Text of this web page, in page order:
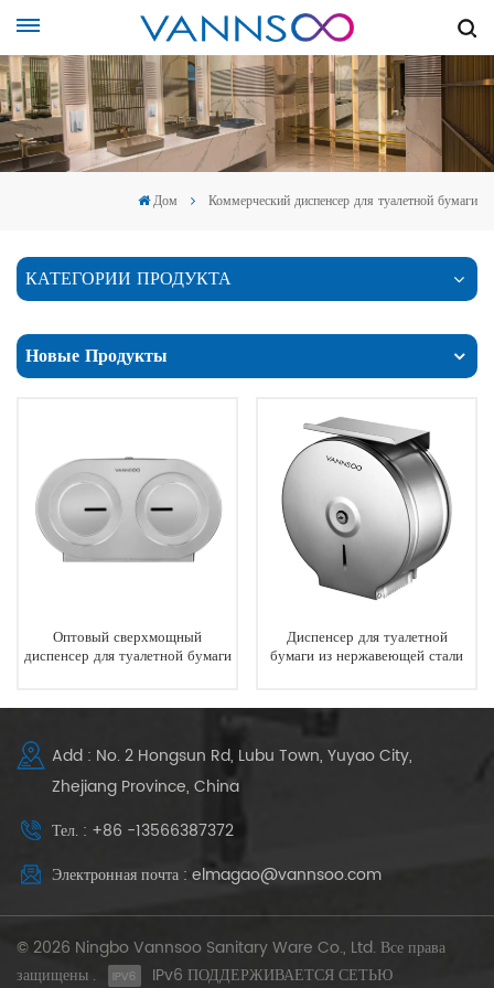
Дом Коммерческий диспенсер для туалетной бумаги
КАТЕГОРИИ ПРОДУКТА
Новые Продукты
Оптовый сверхмощный
диспенсер для туалетной бумаги
рулонах большого размера
Диспенсер для туалетной
бумаги из нержавеющей стали
Add : No. 2 Hongsun Rd, Lubu Town, Yuyao City,
Zhejiang Province, China
Тел. : +86 -13566387372
Электронная почта : elmagao@vannsoo.com
© 2026 Ningbo Vannsoo Sanitary Ware Co., Ltd. Все права
защищены .
IPv6 ПОДДЕРЖИВАЕТСЯ СЕТЬЮ